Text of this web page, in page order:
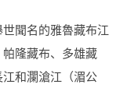
聞名的雅魯藏布江
隆藏布、多雄藏
和瀾滄江（湄公